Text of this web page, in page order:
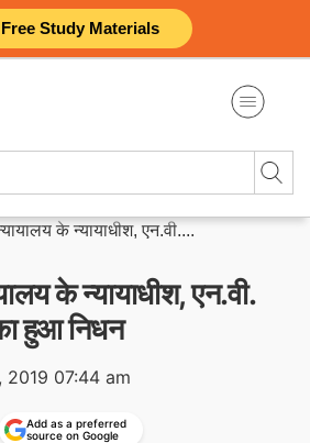
Study Materials
के न्यायाधीश, एन.वी....
के न्यायाधीश, एन.वी.
हुआ निधन
07:44 am
Add as a preferred
source on Google